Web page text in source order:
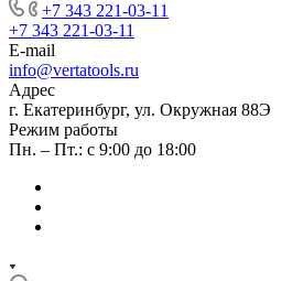
+7 343 221-03-11
+7 343 221-03-11
E-mail
info@vertatools.ru
Адрес
г. Екатеринбург, ул. Окружная 88Э
Режим работы
Пн. – Пт.: с 9:00 до 18:00